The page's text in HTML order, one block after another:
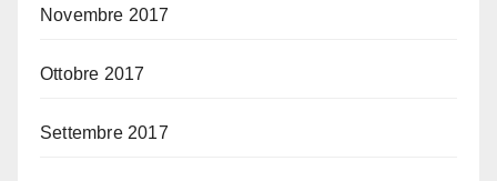
Novembre 2017
Ottobre 2017
Settembre 2017